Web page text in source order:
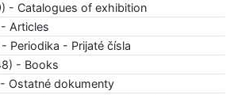
- Catalogues of exhibition
Articles
Periodika - Prijaté čísla
- Books
Ostatné dokumenty